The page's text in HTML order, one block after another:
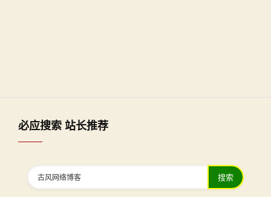
必应搜索 站长推荐
搜索